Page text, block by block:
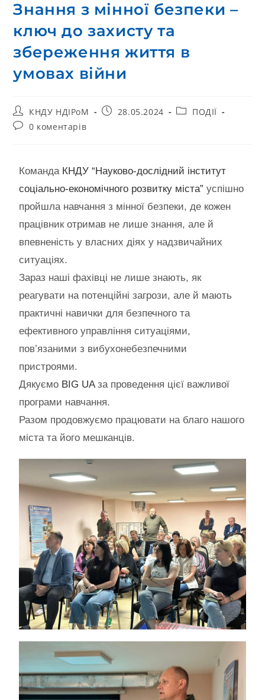
Знання з мінної безпеки –
ключ до захисту та
збереження життя в
умовах війни
КНДУ НДІРоМ 28.05.2024
ПОДІЇ
0 коментарів
Команда КНДУ “Науково-дослідний інститут
соціально-економічного розвитку міста” успішно
пройшла навчання з мінної безпеки, де кожен
працівник отримав не лише знання, але й
впевненість у власних діях у надзвичайних
ситуаціях.
Зараз наші фахівці не лише знають, як
реагувати на потенційні загрози, але й мають
практичні навички для безпечного та
ефективного управління ситуаціями,
пов’язаними з вибухонебезпечними
пристроями.
Дякуємо BIG UAза проведення цієї важливої
програми навчання.
Разом продовжуємо працювати на благо нашого
міста та його мешканців.